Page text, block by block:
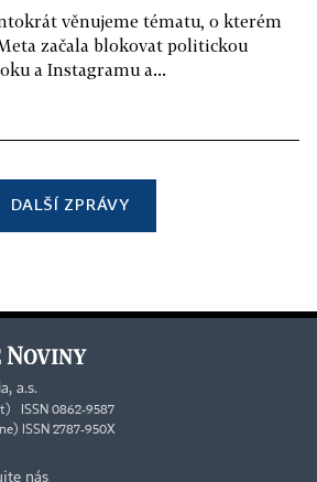
věnujeme tématu, o kterém
začala blokovat politickou
a Instagramu a...
DALŠÍ ZPRÁVY
a.s.
ISSN 0862-9587
ISSN 2787-950X
nás